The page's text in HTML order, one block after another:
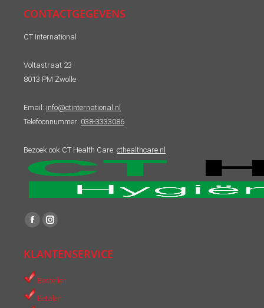
CONTACTGEGEVENS
CT International
Voltastraat 23
8013 PM Zwolle
Email: info@ctinternational.nl
Telefoonnummer: 038-3333086
Bezoek ook CT Health Care: cthealthcare.nl
Vind ons op:
Facebook
opens
in
new
window
Instagram
opens
window
KLANTENSERVICE
Bestellen
Betalen